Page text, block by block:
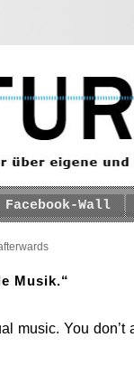
Facebook-Wall
Musik.“
music. You don’t